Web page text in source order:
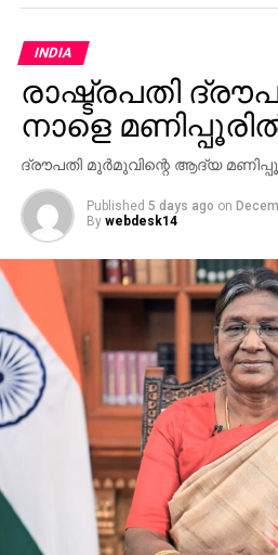
നിവാരണസേനയുടെയും
രക്ഷാപ്രവർത്തനം
അപകടത്തില്‍ പരിക്കേറ്റവരെ
പുറത്തെടുക്കുന്നതിനായുള്ള
രക്ഷാപ്രവര്‍ത്തനങ്ങള്‍ക്കാണ്
കല്‍പിക്കുന്നതെന്നും
പരിശോധനകളും
വ്യക്തമാക്കി.
INDIA
രാഷ്ട്രപതി
നാളെ
ദ്രൗപതി മുർമുവിന്റെ ആദ്യ
Published 5 days ago on
By webdesk14